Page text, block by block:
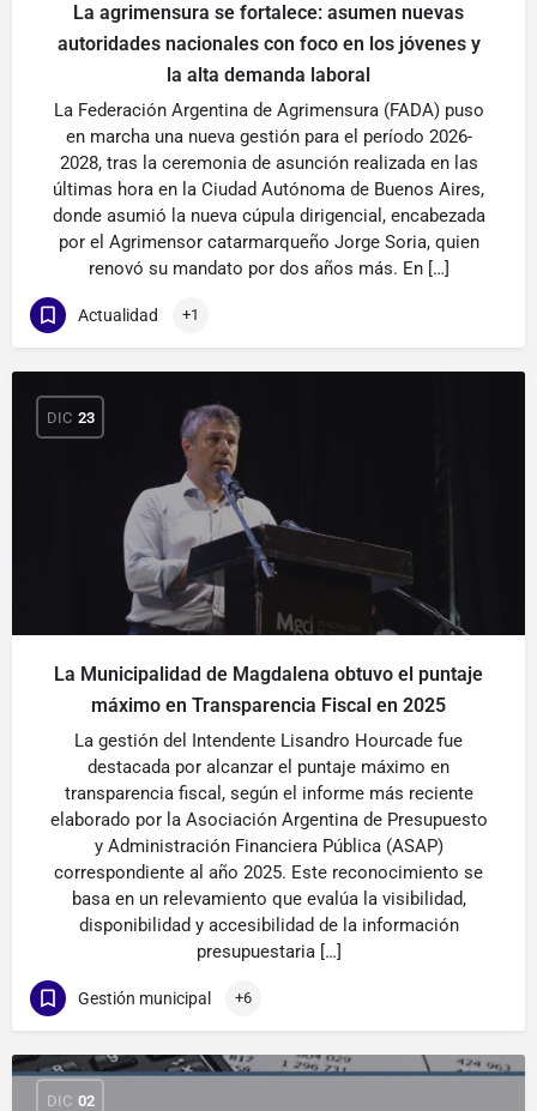
La agrimensura se fortalece: asumen nuevas
autoridades nacionales con foco en los jóvenes y
la alta demanda laboral
La Federación Argentina de Agrimensura (FADA) puso
en marcha una nueva gestión para el período 2026-
2028, tras la ceremonia de asunción realizada en las
últimas hora en la Ciudad Autónoma de Buenos Aires,
donde asumió la nueva cúpula dirigencial, encabezada
por el Agrimensor catarmarqueño Jorge Soria, quien
renovó su mandato por dos años más. En […]
Actualidad +1
DIC 23
La Municipalidad de Magdalena obtuvo el puntaje
máximo en Transparencia Fiscal en 2025
La gestión del Intendente Lisandro Hourcade fue
destacada por alcanzar el puntaje máximo en
transparencia fiscal, según el informe más reciente
elaborado por la Asociación Argentina de Presupuesto
y Administración Financiera Pública (ASAP)
correspondiente al año 2025. Este reconocimiento se
basa en un relevamiento que evalúa la visibilidad,
disponibilidad y accesibilidad de la información
presupuestaria […]
Gestión municipal +6
DIC 02